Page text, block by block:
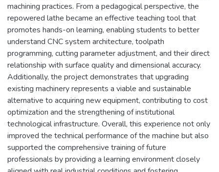
machining practices. From a pedagogical perspective, the
repowered lathe became an effective teaching tool that
promotes hands-on learning, enabling students to better
understand CNC system architecture, toolpath
programming, cutting parameter adjustment, and their direct
relationship with surface quality and dimensional accuracy.
Additionally, the project demonstrates that upgrading
existing machinery represents a viable and sustainable
alternative to acquiring new equipment, contributing to cost
optimization and the strengthening of institutional
technological infrastructure. Overall, this experience not only
improved the technical performance of the machine but also
supported the comprehensive training of future
professionals by providing a learning environment closely